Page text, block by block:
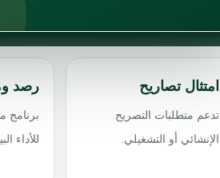
امتثال تصاريح
تدعم متطلبات التصريح
الإنشائي أو التشغيلي.
رصد
برنامج
للأداء